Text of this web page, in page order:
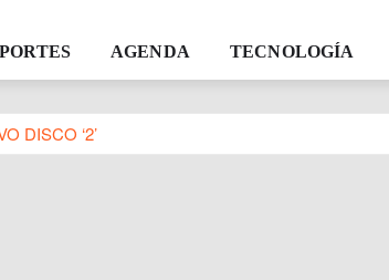
AGENDA TECNOLOGÍA
DISCO ‘2’